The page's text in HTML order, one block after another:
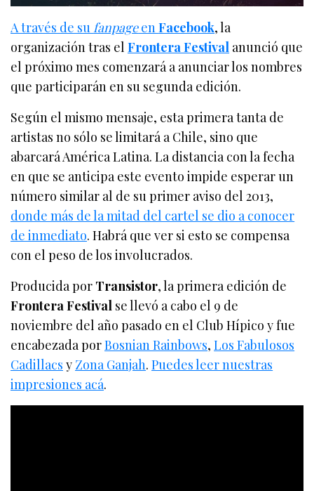
A través de sufanpageenFacebook, la
organización tras elFrontera Festival anunció que
el próximo mes comenzará a anunciar los nombres
que participarán en su segunda edición.
Según el mismo mensaje, esta primera tanta de
artistas no sólo se limitará a Chile, sino que
abarcará América Latina. La distancia con la fecha
en que se anticipa este evento impide esperar un
número similar al de su primer aviso del 2013,
donde más de la mitad del cartel se dio a conocer
de inmediato. Habrá que ver si esto se compensa
con el peso de los involucrados.
Producida por Transistor, la primera edición de
Frontera Festival se llevó a cabo el 9 de
noviembre del año pasado en el Club Hípico y fue
encabezada porBosnian Rainbows,Los Fabulosos
Cadillacs y Zona Ganjah.Puedes leer nuestras
impresiones acá.